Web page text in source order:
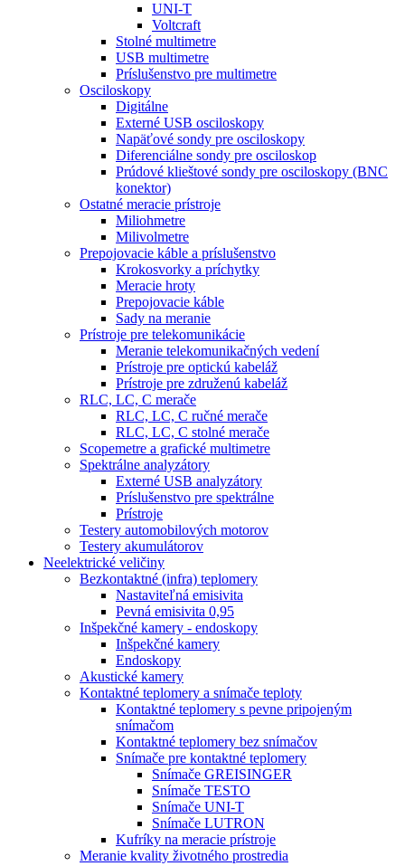
UNI-T
Voltcraft
Stolné multimetre
USB multimetre
Príslušenstvo pre multimetre
Osciloskopy
Digitálne
Externé USB osciloskopy
Napäťové sondy pre osciloskopy
Diferenciálne sondy pre osciloskop
Prúdové klieštové sondy pre osciloskopy (BNC
konektor)
Ostatné meracie prístroje
Miliohmetre
Milivolmetre
Prepojovacie káble a príslušenstvo
Krokosvorky a príchytky
Meracie hroty
Prepojovacie káble
Sady na meranie
Prístroje pre telekomunikácie
Meranie telekomunikačných vedení
Prístroje pre optickú kabeláž
Prístroje pre združenú kabeláž
RLC, LC, C merače
RLC, LC, C ručné merače
RLC, LC, C stolné merače
Scopemetre a grafické multimetre
Spektrálne analyzátory
Externé USB analyzátory
Príslušenstvo pre spektrálne
Prístroje
Testery automobilových motorov
Testery akumulátorov
Neelektrické veličiny
Bezkontaktné (infra) teplomery
Nastaviteľná emisivita
Pevná emisivita 0,95
Inšpekčné kamery - endoskopy
Inšpekčné kamery
Endoskopy
Akustické kamery
Kontaktné teplomery a snímače teploty
Kontaktné teplomery s pevne pripojeným
snímačom
Kontaktné teplomery bez snímačov
Snímače pre kontaktné teplomery
Snímače GREISINGER
Snímače TESTO
Snímače UNI-T
Snímače LUTRON
Kufríky na meracie prístroje
Meranie kvality životného prostredia